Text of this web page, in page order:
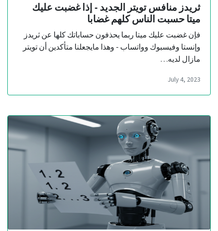
ثريدز منافس تويتر الجديد - إذا غضبت عليك
ميتا حسبت الناس كلهم غضابا
فإن غضبت عليك ميتا ربما يحذفون حساباتك كلها عن ثريدز
وإنستا وفيسبوك وواتساب - وهذا مايجعلنا متأكدين أن تويتر
مازال لديه…
July 4, 2023